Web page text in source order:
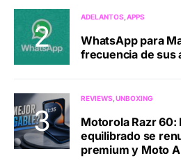
ADELANTOS APPS
WhatsApp para
frecuencia de sus
REVIEWS UNBOXING
Motorola Razr 60:
equilibrado se
premium y Moto